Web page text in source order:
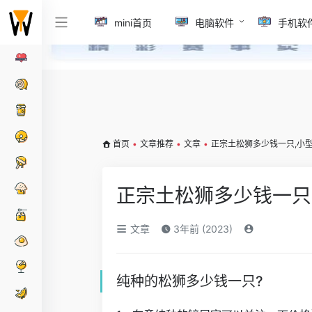
mini首页 电脑软件 手机软
首页 • 文章推荐 • 文章 • 正宗土松狮多少钱一只,小
正宗土松狮多少钱一
文章 3年前 (2023)
纯种的松狮多少钱一只?